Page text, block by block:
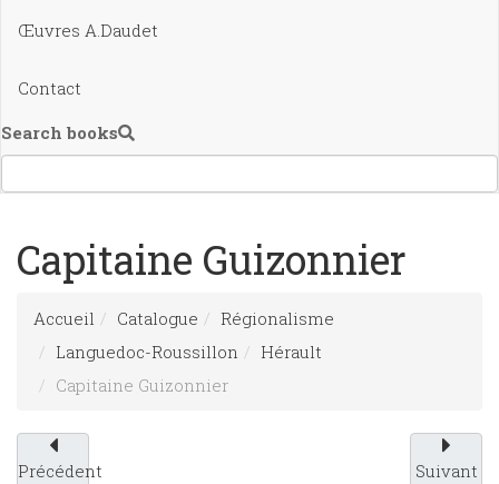
Œuvres A.Daudet
Contact
Search books
Capitaine Guizonnier
Accueil Catalogue
Régionalisme
Languedoc-Roussillon
Hérault
Capitaine Guizonnier
Précédent Suivant